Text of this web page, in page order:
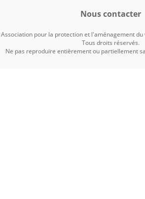
Nous contacter
Association pour la protection et l'aménagement
Tous droits réservés.
Ne pas reproduire entièrement ou partiellement